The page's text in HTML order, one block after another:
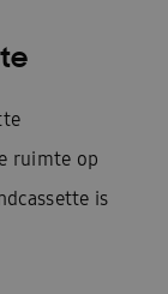
ruimte op
is